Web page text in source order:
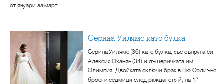
от януари за март.
Серина Уилямс като булка
Серина Уилямс (36) като булка, със съпруга си
Алексис Оханян (34) и дъщеричката им
Олимпия. Двойката сключи брак в Ню Орлиънс
броени седмици след раждането й, на 17